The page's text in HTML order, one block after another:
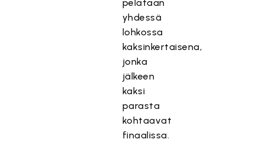
pelataan
yhdessä
lohkossa
kaksinkertaisena,
jonka
jälkeen
kaksi
parasta
kohtaavat
finaalissa.